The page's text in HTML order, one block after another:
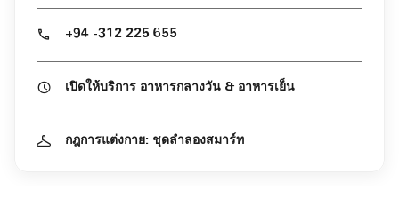
+94 -312 225 655
เปิดให้บริการ อาหารกลางวัน & อาหารเย็น
กฎการแต่งกาย: ชุดลำลองสมาร์ท